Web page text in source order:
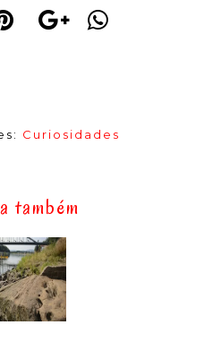
Curiosidades
também